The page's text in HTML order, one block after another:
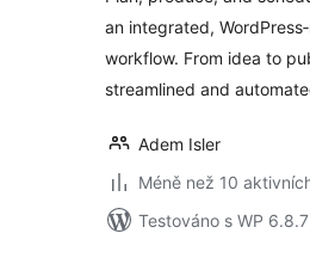
an integrated,
workflow. From idea to
streamlined and
Adem Isler
Méně než 10
Testováno s WP 6.8.7